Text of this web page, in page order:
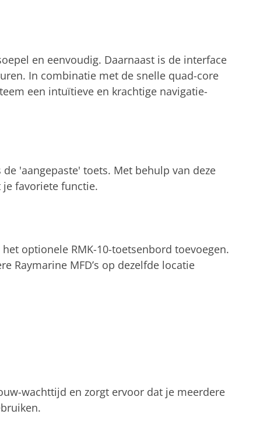
en eenvoudig. Daarnaast is de interface
In combinatie met de snelle quad-core
een intuïtieve en krachtige navigatie-
'aangepaste' toets. Met behulp van deze
favoriete functie.
optionele RMK-10-toetsenbord toevoegen.
Raymarine MFD’s op dezelfde locatie
wachttijd en zorgt ervoor dat je meerdere